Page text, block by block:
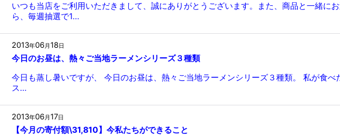
いつも当店をご利用いただきまして、誠にありがとうございます。また、商品と一緒
ら、毎週抽選で1…
2013年06月18日
今日のお昼は、熱々ご当地ラーメンシリーズ３種類
今日も蒸し暑いですが、 今日のお昼は、熱々ご当地ラーメンシリーズ３種類。 私が食
ス…
2013年06月17日
【今月の寄付額\31,810】今私たちができること